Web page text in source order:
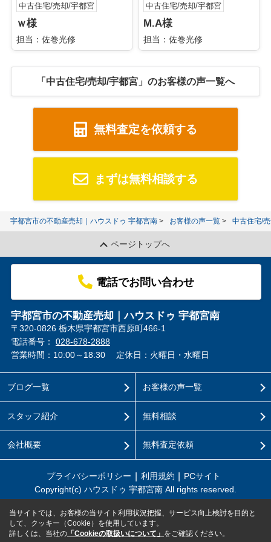
中古住宅/売却/宇都宮
ｗ様
担当：佐巻光修
中古住宅/売却/宇都宮
M.A様
担当：佐巻光修
「中古住宅/売却/宇都宮」のお客様の声一覧へ
無料査定を依頼する
まずは無料相談する
宇都宮市の不動産売却｜ハウスドゥ 宇都宮南 お客様の声一覧 中古住宅/
ページトップへ
電話でお問い合わせ
宇都宮市の不動産売却｜ハウスドゥ 宇都宮南
〒320-0826 栃木県宇都宮市西原町466-1
電話番号： 028-678-2888
営業時間：10:00～18:30
定休日：火曜日・水曜日
ブログ一覧
スタッフ紹介
会社概要
お客様の声一覧
無料相談
無料査定依頼
プライバシーポリシー 利用規約
PCサイト
Copyright(c) ハウスドゥ 宇都宮南 All rights reserved.
当サイトでは、お客様の当サイト利用状況把握、サービス向上検討を目的と
して、クッキー（Cookie）を使用しています。
詳しくは、当社の 「Cookieの取扱いについて」 をご確認ください。